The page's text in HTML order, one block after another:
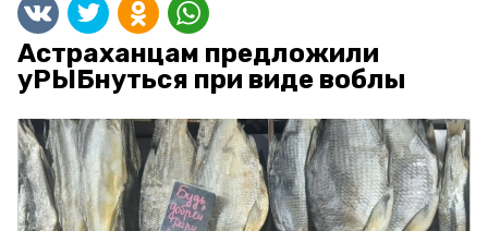
Астраханцам предложили
уРЫБнуться при виде воблы